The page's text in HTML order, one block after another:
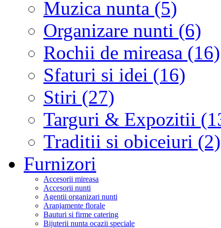
Muzica nunta (5)
Organizare nunti (6)
Rochii de mireasa (16)
Sfaturi si idei (16)
Stiri (27)
Targuri & Expozitii
Traditii si obiceiuri (2)
Furnizori
Accesorii mireasa
Accesorii nunti
Agentii organizari nunti
Aranjamente florale
Bauturi si firme catering
Bijuterii nunta ocazii speciale